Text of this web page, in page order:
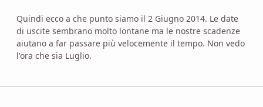
Quindi ecco a che punto siamo il 2 Giugno 2014. Le date
di uscite sembrano molto lontane ma le nostre scadenze
aiutano a far passare più velocemente il tempo. Non vedo
l'ora che sia Luglio.